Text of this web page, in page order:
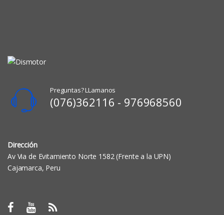
Preguntas? LLamanos
(076)362116 - 976968560
Dirección
Av Via de Evitamiento Norte 1582 (Frente a la UPN)
Cajamarca, Peru